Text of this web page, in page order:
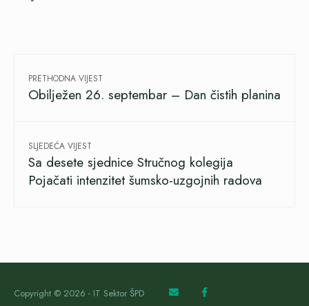
PRETHODNA VIJEST
Obilježen 26. septembar – Dan čistih planina
SLJEDEĆA VIJEST
Sa desete sjednice Stručnog kolegija
Pojačati intenzitet šumsko-uzgojnih radova
Copyright © 2026 - IT Sektor ŠPD